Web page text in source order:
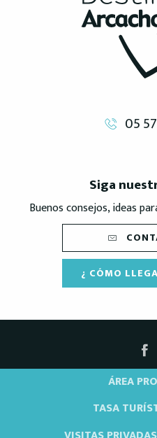
05
Siga
Buenos consejos, ideas
¿ CÓMO
ÁREA
TASA